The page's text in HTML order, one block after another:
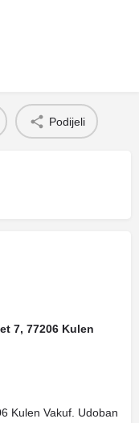
Podijeli
7, 77206 Kulen
Kulen Vakuf. Udoban